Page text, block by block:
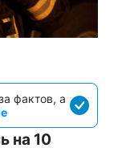
фактов, а
на 10